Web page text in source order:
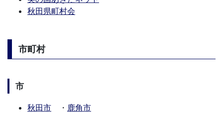
秋田県町村会
市町村
市
秋田市 ・ 鹿角市